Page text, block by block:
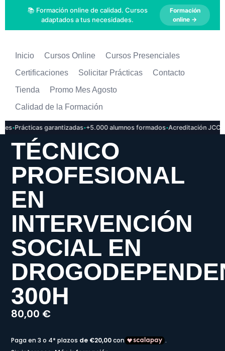
📚 Formación online de calidad. Cursos
adaptados a tus necesidades.
Formación
online →
Inicio Cursos Online
Cursos Presenciales
Certificaciones
Solicitar Prácticas
Contacto
Tienda
Promo Mes Agosto
Calidad de la Formación
Prácticas garantizadas·+5.000 alumnos formados·Acreditación JCCM·
TÉCNICO
PROFESIONAL
EN
INTERVENCIÓN
SOCIAL EN
300H
80,00 €